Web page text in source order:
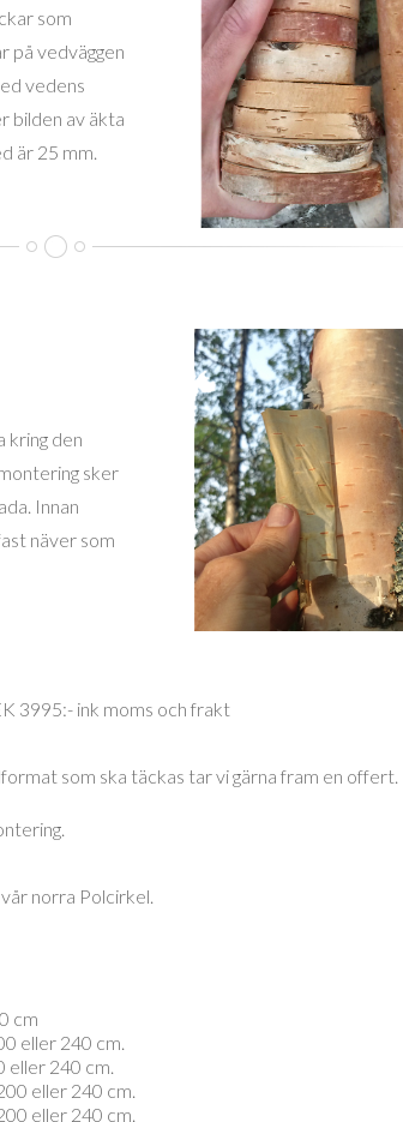
som
på vedväggen
vedens
bilden av äkta
är 25 mm.
kring den
sker
Innan
näver som
3995:- ink moms och frakt
som ska täckas tar vi gärna fram en offert.
norra Polcirkel.
cm
eller 240 cm.
eller 240 cm.
eller 240 cm.
eller 240 cm.